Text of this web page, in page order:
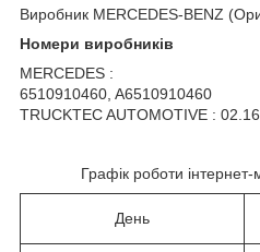
Виробник MERCEDES-BENZ
Номери виробників
MERCEDES :
6510910460, A6510910460
TRUCKTEC AUTOMOTIVE :
Графік роботи
День